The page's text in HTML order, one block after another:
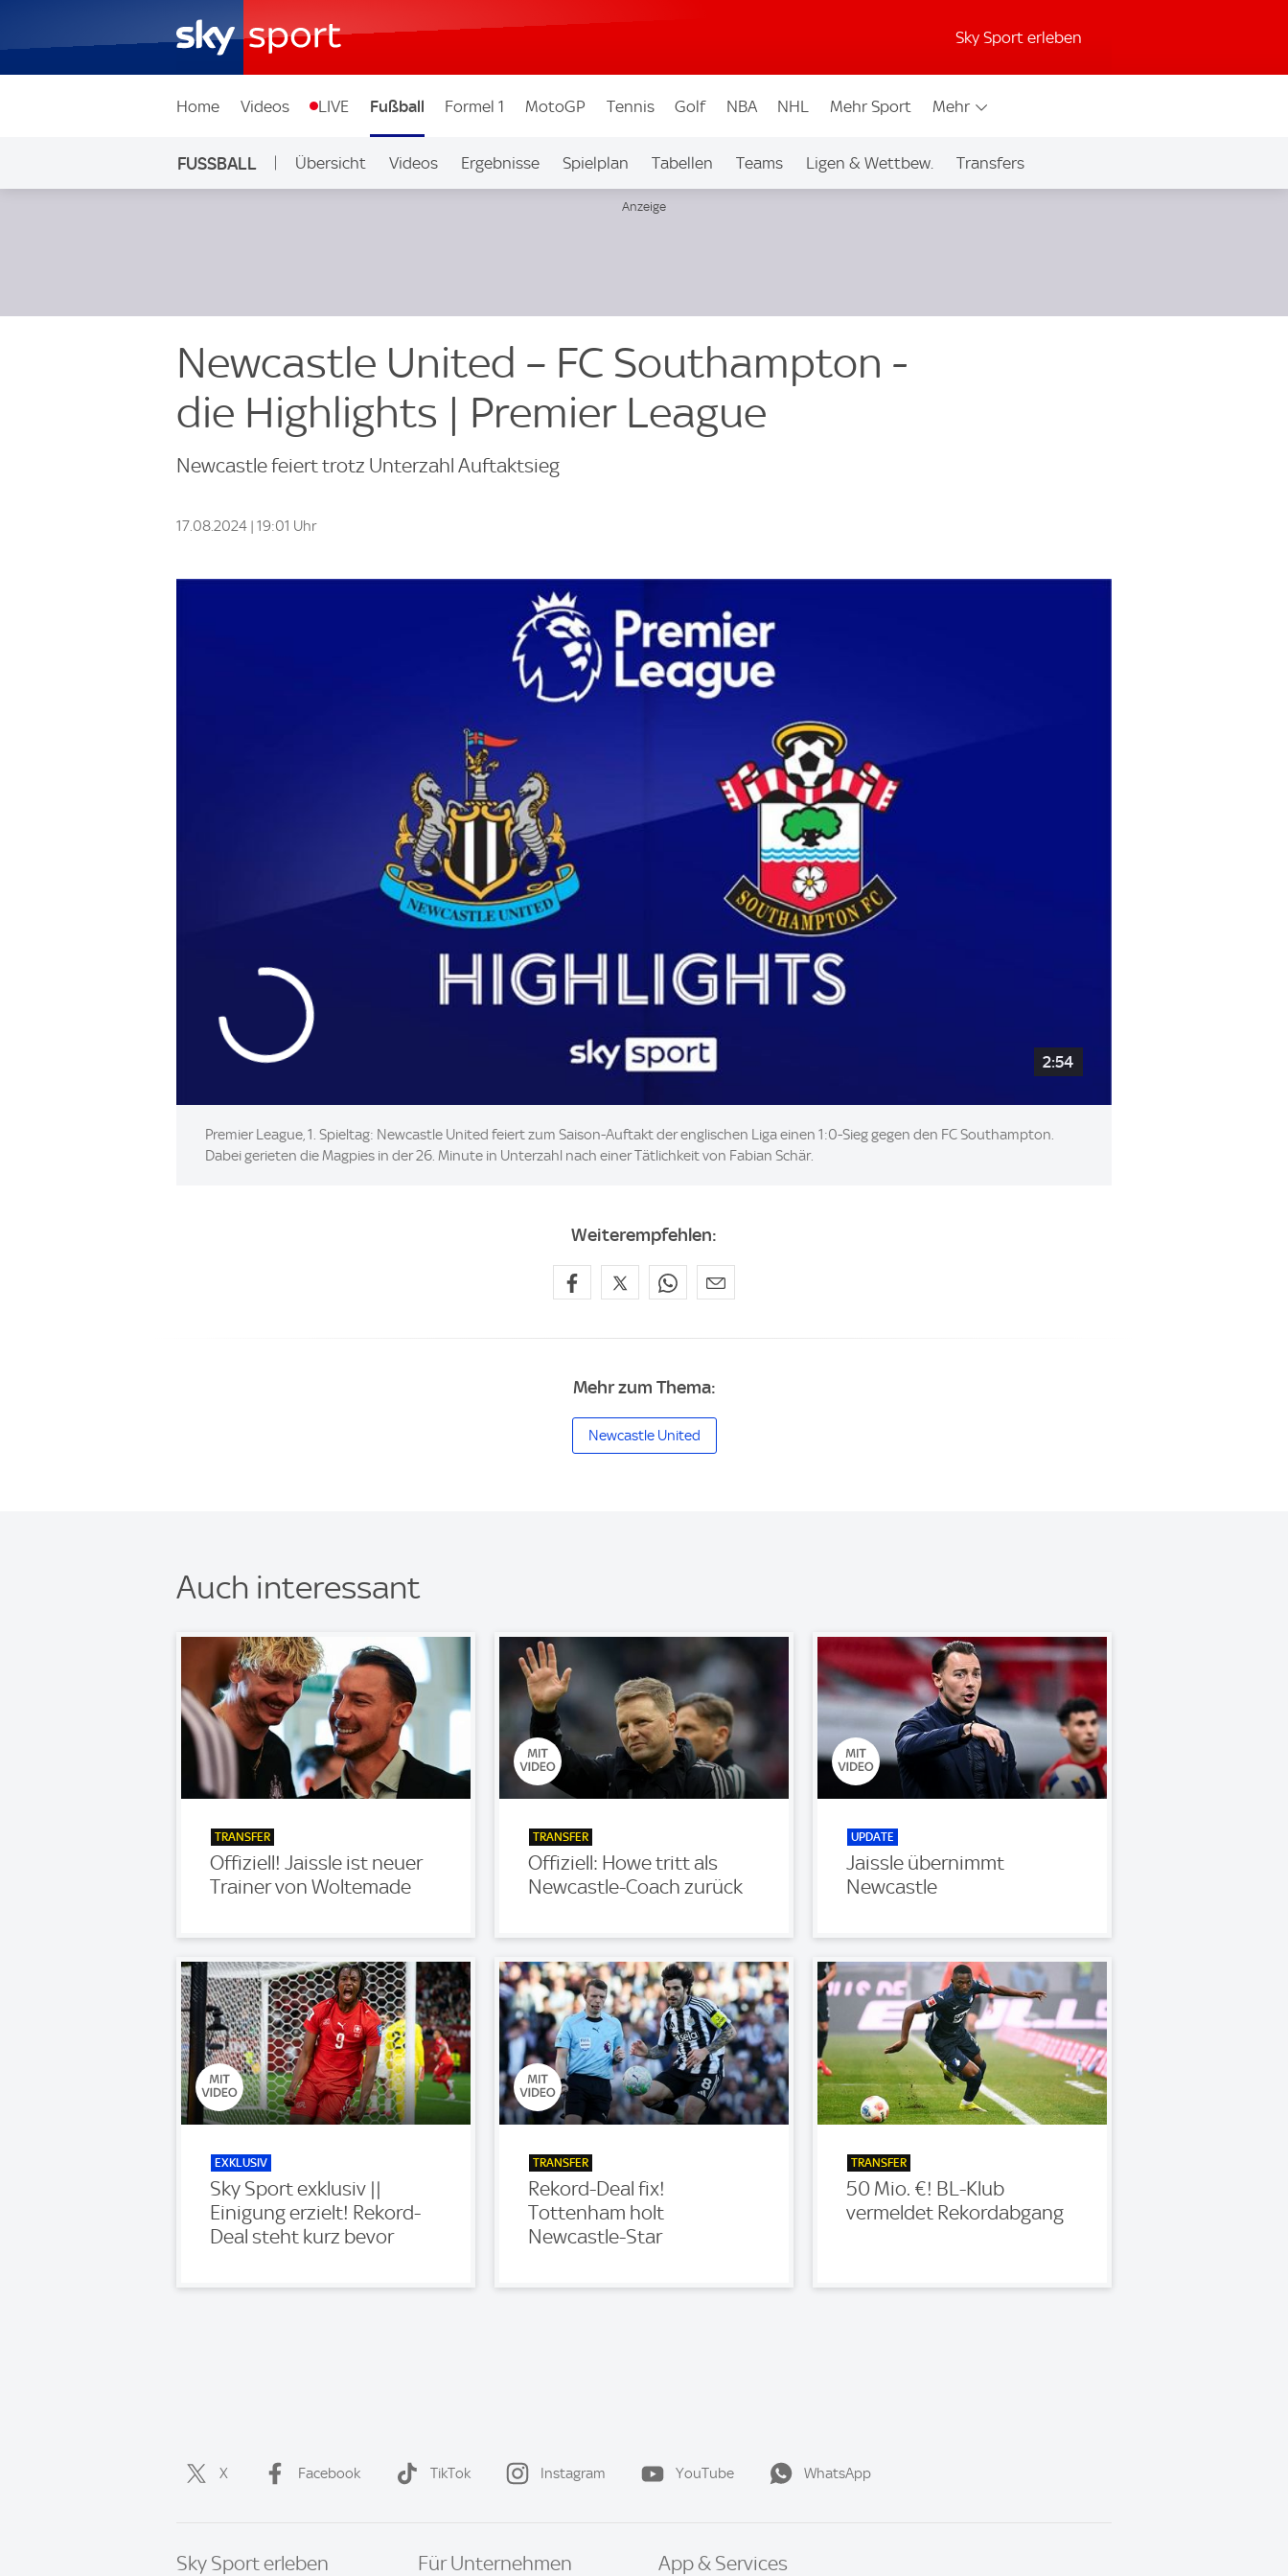
Sky Sport erleben
Home Videos LIVE Fußball Formel 1 MotoGP Tennis Golf NBA NHL Mehr Sport Mehr
FUSSBALL Übersicht Videos Ergebnisse Spielplan Tabellen Teams Ligen & Wettbew. Transfers
Newcastle United – FC Southampton -
die Highlights | Premier League
Newcastle feiert trotz Unterzahl Auftaktsieg
17.08.2024 | 19:01 Uhr
2:54
Premier League, 1. Spieltag: Newcastle United feiert zum Saison-Auftakt der englischen Liga einen 1:0-Sieg gegen den FC Southampton.
Dabei gerieten die Magpies in der 26. Minute in Unterzahl nach einer Tätlichkeit von Fabian Schär.
Weiterempfehlen:
Mehr zum Thema:
Newcastle United
Auch interessant
TRANSFER
Offiziell! Jaissle ist neuer
Trainer von Woltemade
TRANSFER
Offiziell: Howe tritt als
Newcastle-Coach zurück
UPDATE
Jaissle übernimmt
Newcastle
EXKLUSIV
Sky Sport exklusiv ||
Einigung erzielt! Rekord-
Deal steht kurz bevor
TRANSFER
Rekord-Deal fix!
Tottenham holt
Newcastle-Star
TRANSFER
50 Mio. €! BL-Klub
vermeldet Rekordabgang
X Facebook TikTok Instagram YouTube WhatsApp
Sky Sport erleben Für Unternehmen App & Services